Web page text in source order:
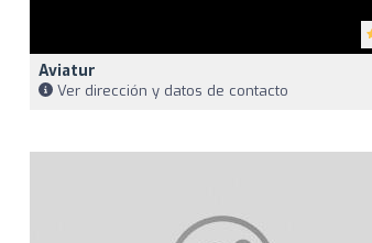
Aviatur
Ver dirección y datos de contacto